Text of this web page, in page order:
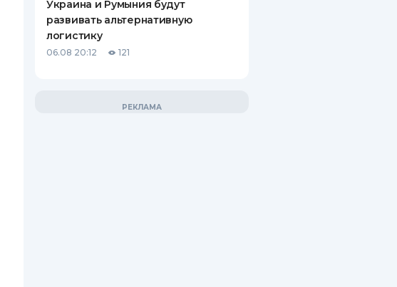
Украина и Румыния будут
развивать альтернативную
логистику
06.08 20:12 121